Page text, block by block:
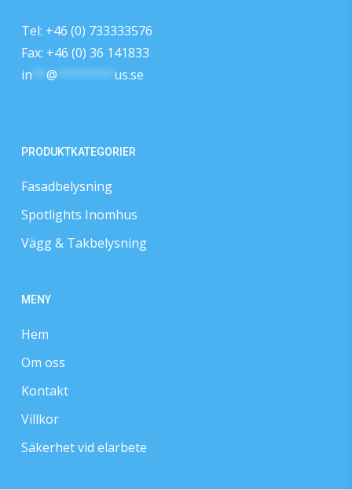
Tel: +46 (0) 733333576
Fax: +46 (0) 36 141833
in
@ ******** us.se
PRODUKTKATEGORIER
Fasadbelysning
Spotlights Inomhus
Vägg & Takbelysning
MENY
Hem
Om oss
Kontakt
Villkor
Säkerhet vid elarbete